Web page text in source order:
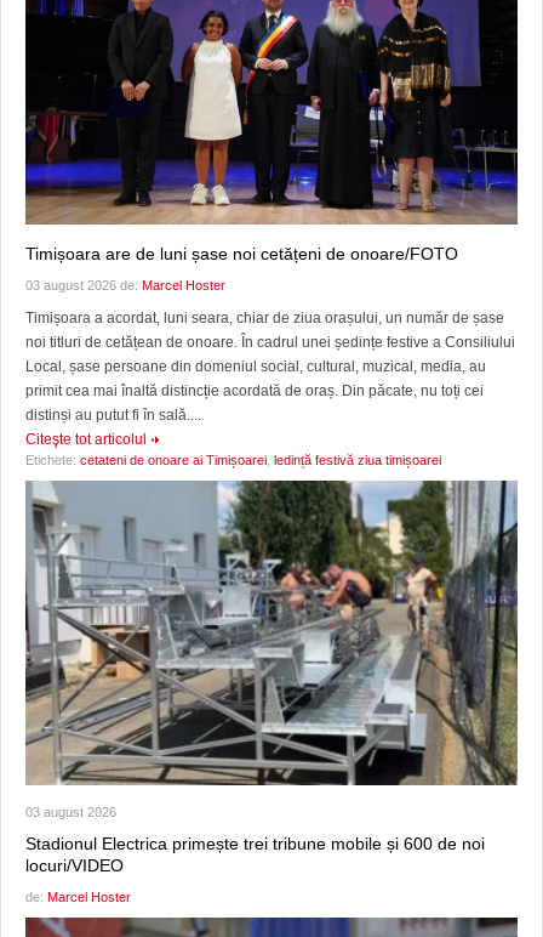
Timișoara are de luni șase noi cetățeni de onoare/FOTO
03 august 2026 de: Marcel Hoster
Timișoara a acordat, luni seara, chiar de ziua orașului, un număr de șase
noi titluri de cetățean de onoare. În cadrul unei ședințe festive a Consiliului
Local, șase persoane din domeniul social, cultural, muzical, media, au
primit cea mai înaltă distincție acordată de oraș. Din păcate, nu toți cei
distinși au putut fi în sală....
Citeşte tot articolul
Etichete: cetateni de onoare ai Timișoarei ledință festivă ziua timișoarei
03 august 2026
Stadionul Electrica primește trei tribune mobile și 600 de noi
locuri/VIDEO
de: Marcel Hoster